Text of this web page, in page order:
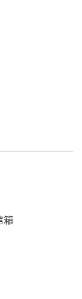
箱